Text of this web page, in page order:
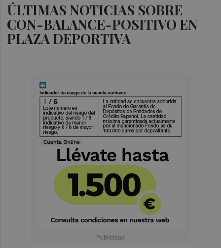
ÚLTIMAS NOTICIAS SOBRE
CON-BALANCE-POSITIVO EN
PLAZA DEPORTIVA